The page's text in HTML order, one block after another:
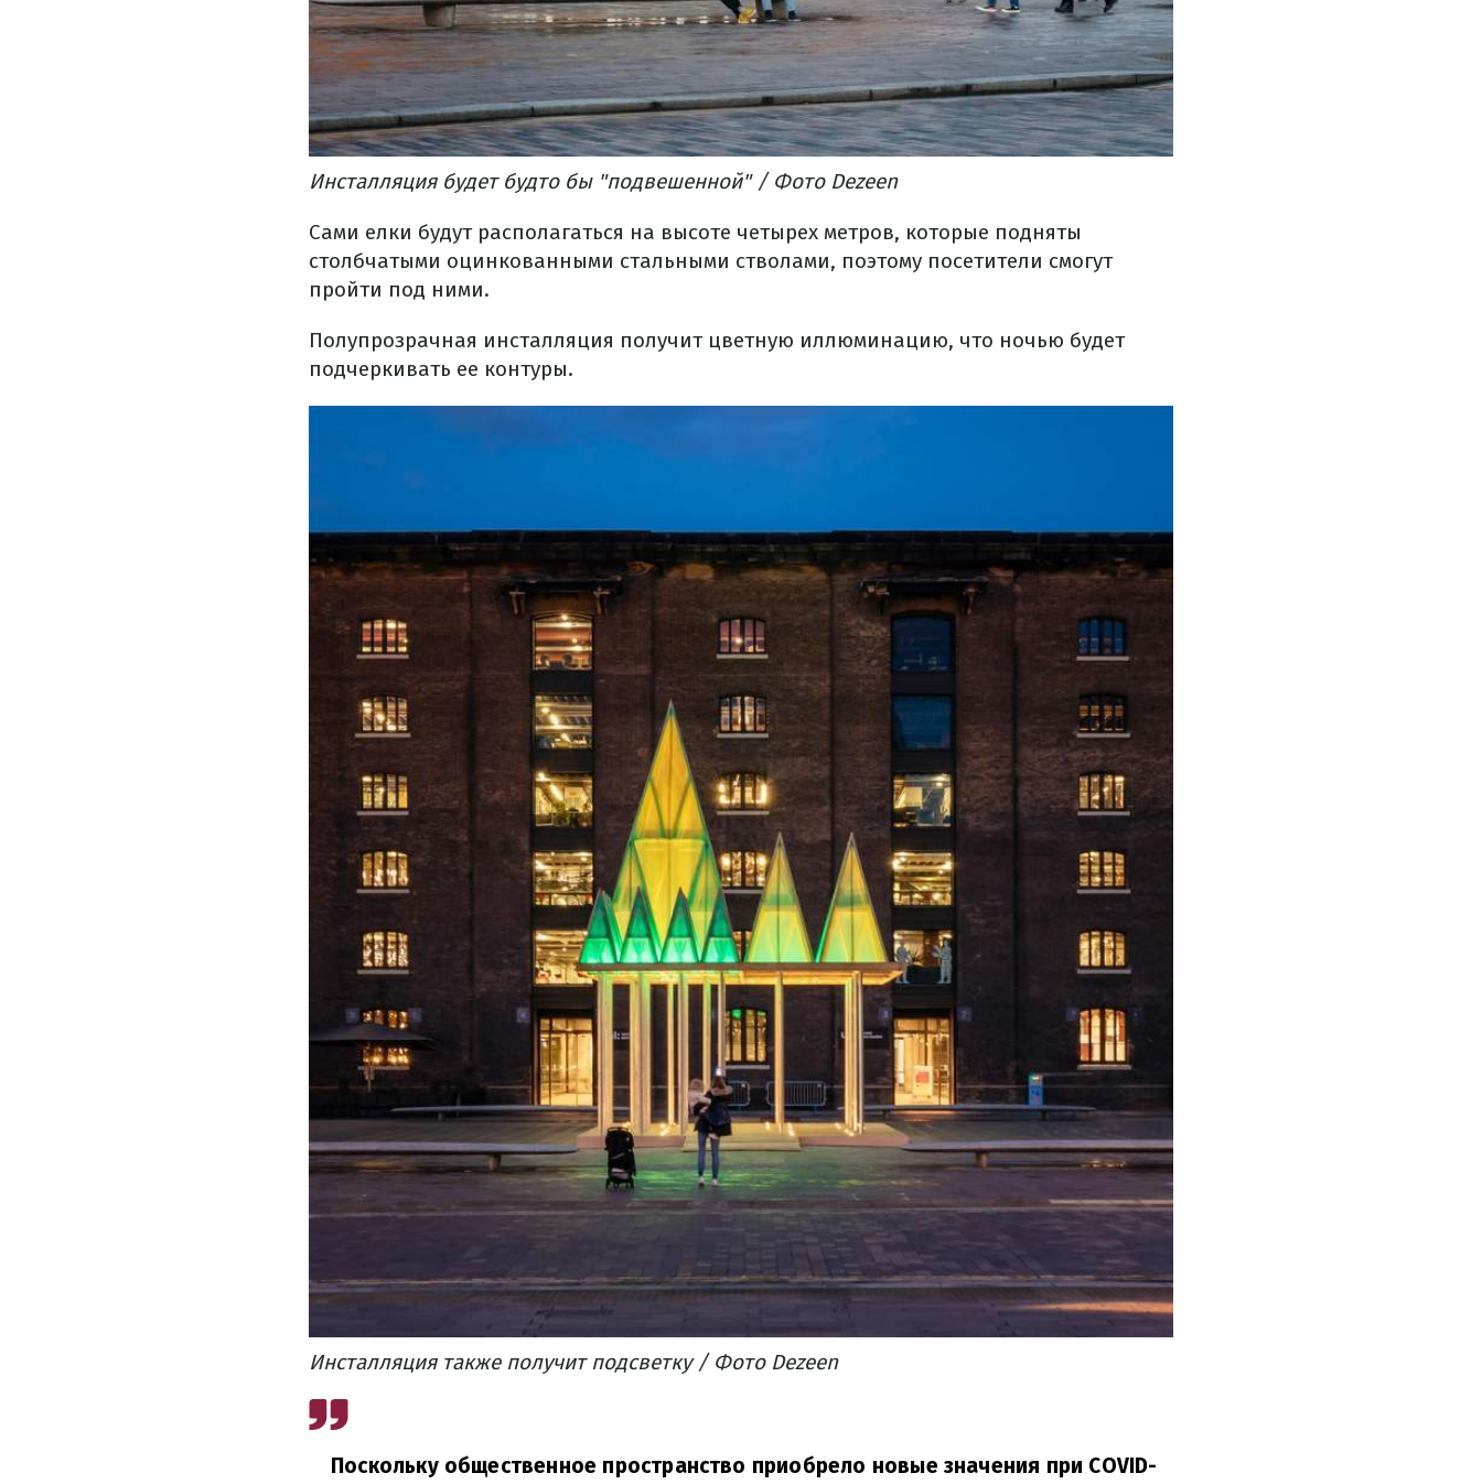
Инсталляция будет будто бы "подвешенной" / Фото Dezeen
Сами елки будут располагаться на высоте четырех метров, которые подняты
столбчатыми оцинкованными стальными стволами, поэтому посетители смогут
пройти под ними.
Полупрозрачная инсталляция получит цветную иллюминацию, что ночью будет
подчеркивать ее контуры.
Инсталляция также получит подсветку / Фото Dezeen
Поскольку общественное пространство приобрело новые значения при COVID-